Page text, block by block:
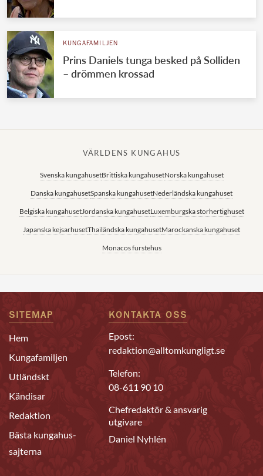
KUNGAFAMILJEN
Prins Daniels tunga besked på Solliden
– drömmen krossad
VÄRLDENS KUNGAHUS
Svenska kungahusetBrittiska kungahusetNorska kungahuset
Danska kungahusetSpanska kungahusetNederländska kungahuset
Belgiska kungahusetJordanska kungahusetLuxemburgska storhertighuset
Japanska kejsarhusetThailändska kungahusetMarockanska kungahuset
Monacos furstehus
SITEMAP
Hem
Kungafamiljen
Utländskt
Kändisar
Redaktion
Bästa kungahus-
sajterna
KONTAKTA OSS
Epost:
redaktion@alltomkungligt.se
Telefon:
08-611 90 10
Chefredaktör & ansvarig
utgivare
Daniel Nyhlén